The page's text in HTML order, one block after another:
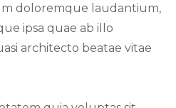
doloremque laudantium,
ipsa quae ab illo
architecto beatae vitae